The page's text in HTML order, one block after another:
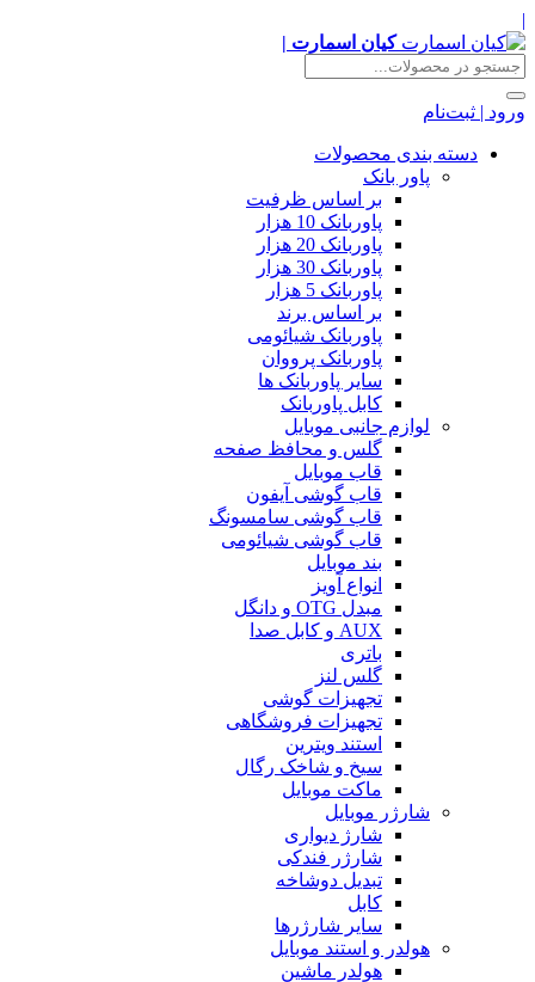
|
کیان اسمارت |
ورود | ثبت‌نام
دسته بندی محصولات
پاور بانک
بر اساس ظرفیت
پاوربانک 10 هزار
پاوربانک 20 هزار
پاوربانک 30 هزار
پاوربانک 5 هزار
بر اساس برند
پاوربانک شیائومی
پاوربانک پرووان
سایر پاوربانک ها
کابل پاوربانک
لوازم جانبی موبایل
گلس و محافظ صفحه
قاب موبایل
قاب گوشی آیفون
قاب گوشی سامسونگ
قاب گوشی شیائومی
بند موبایل
انواع آویز
مبدل OTG و دانگل
AUX و کابل صدا
باتری
گلس لنز
تجهیزات گوشی
تجهیزات فروشگاهی
استند ویترین
سیخ و شاخک رگال
ماکت موبایل
شارژر موبایل
شارژ دیواری
شارژر فندکی
تبدیل دوشاخه
کابل
سایر شارژرها
هولدر و استند موبایل
هولدر ماشین